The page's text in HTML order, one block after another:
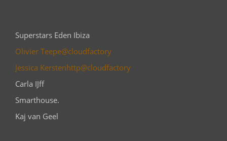
Superstars Eden Ibiza
Olivier Teepe@cloudfactory
Jessica Kerstenhttp@cloudfactory
Carla IJff
Smarthouse.
Kaj van Geel